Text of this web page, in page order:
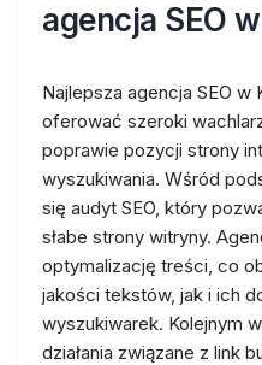
agencja SEO
Najlepsza agencja SEO w
oferować szeroki
poprawie pozycji strony
wyszukiwania. Wśród
się audyt SEO, który
słabe strony witryny.
optymalizację treści, co
jakości tekstów, jak i ich
wyszukiwarek. Kolejnym
działania związane z link